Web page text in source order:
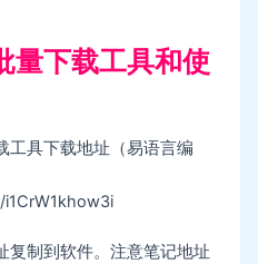
量下载工具和使
工具下载地址（易语言编
复制到软件。注意笔记地址